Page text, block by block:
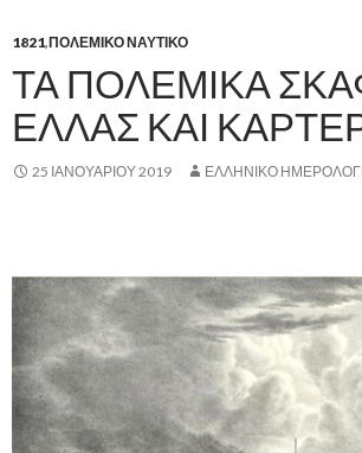
1821,ΠΟΛΕΜΙΚΟ ΝΑΥΤΙΚΟ
ΤΑ ΠΟΛΕΜΙΚΑ
ΕΛΛΑΣ ΚΑΙ
25 ΙΑΝΟΥΑΡΊΟΥ 2019 ΕΛΛΗΝΙΚΟ